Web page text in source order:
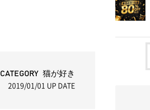
CATEGORY 猫が好き
2019/01/01 UP DATE